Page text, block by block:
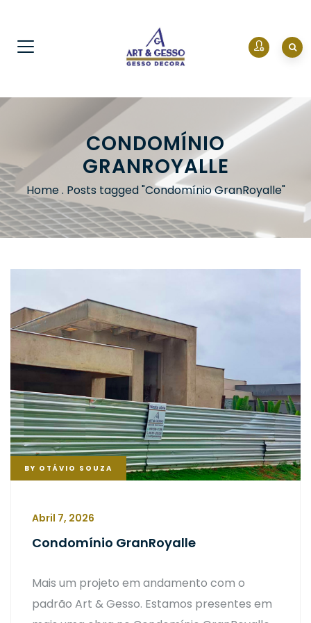
CONDOMÍNIO
GRANROYALLE
Home. Posts tagged "Condomínio GranRoyalle"
BY OTÁVIO SOUZA
Abril 7, 2026
Condomínio GranRoyalle
Mais um projeto em andamento com o
padrão Art & Gesso. Estamos presentes em